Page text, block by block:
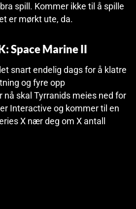
spill. Kommer ikke til å spille
er mørkt ute, da.
Space Marine II
snart endelig dags for å klatre
og fyre opp
skal Tyrranids meies ned for
Interactive og kommer til en
X nær deg om X antall